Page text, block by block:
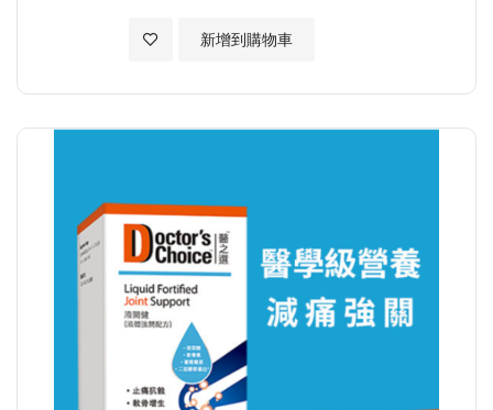
新增到購物車
加入至願望清單